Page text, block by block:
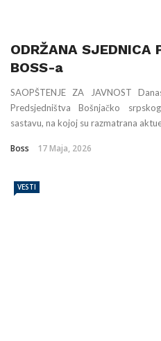
ODRŽANA SJEDNICA
BOSS-a
SAOPŠTENJE ZA JAVNOST
Predsjedništva Bošnjačko
sastavu, na kojoj su razmatrana
Boss 17 Maja, 2026
VESTI